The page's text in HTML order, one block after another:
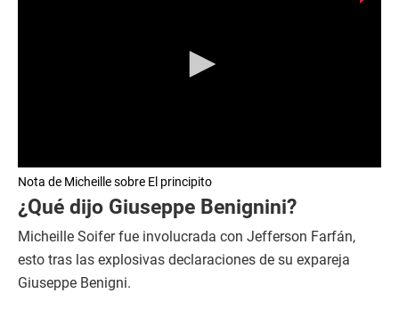
0
s
e
c
o
n
d
s
o
Nota de Micheille sobre El principito
¿Qué dijo Giuseppe Benignini?
Micheille Soifer fue involucrada con Jefferson Farfán,
esto tras las explosivas declaraciones de su expareja
Giuseppe Benigni.